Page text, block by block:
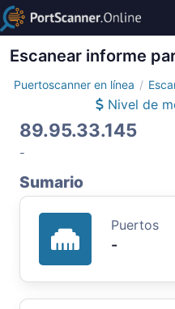
Escanear informe
Puertoscanner en línea
Nivel de
89.95.33.145
-
Sumario
Puertos
-